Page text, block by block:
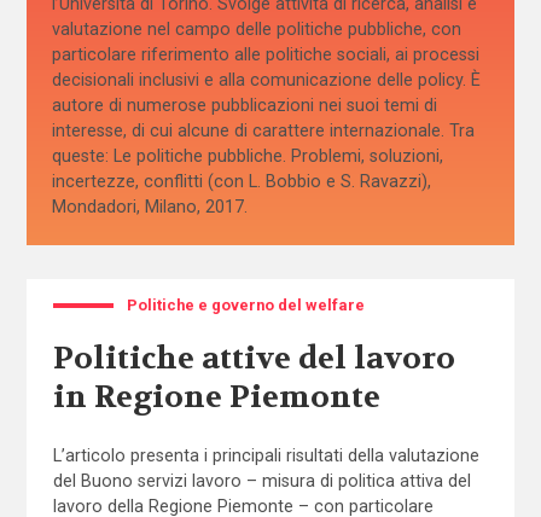
l’Università di Torino. Svolge attività di ricerca, analisi e
valutazione nel campo delle politiche pubbliche, con
particolare riferimento alle politiche sociali, ai processi
decisionali inclusivi e alla comunicazione delle policy. È
autore di numerose pubblicazioni nei suoi temi di
interesse, di cui alcune di carattere internazionale. Tra
queste: Le politiche pubbliche. Problemi, soluzioni,
incertezze, conflitti (con L. Bobbio e S. Ravazzi),
Mondadori, Milano, 2017.
Politiche e governo del welfare
Politiche attive del lavoro
in Regione Piemonte
L’articolo presenta i principali risultati della valutazione
del Buono servizi lavoro – misura di politica attiva del
lavoro della Regione Piemonte – con particolare